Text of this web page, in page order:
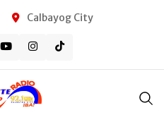
Calbayog City